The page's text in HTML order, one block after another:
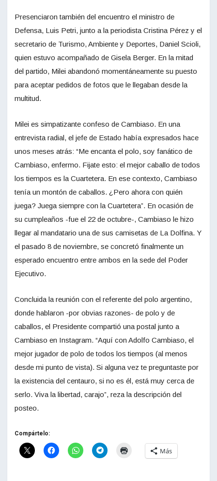
Presenciaron también del encuentro el ministro de
Defensa, Luis Petri, junto a la periodista Cristina Pérez y el
secretario de Turismo, Ambiente y Deportes, Daniel Scioli,
quien estuvo acompañado de Gisela Berger. En la mitad
del partido, Milei abandonó momentáneamente su puesto
para aceptar pedidos de fotos que le llegaban desde la
multitud.
Milei es simpatizante confeso de Cambiaso. En una
entrevista radial, el jefe de Estado había expresados hace
unos meses atrás: “Me encanta el polo, soy fanático de
Cambiaso, enfermo. Fijate esto: el mejor caballo de todos
los tiempos es la Cuartetera. En ese contexto, Cambiaso
tenía un montón de caballos. ¿Pero ahora con quién
juega? Juega siempre con la Cuartetera”. En ocasión de
su cumpleaños -fue el 22 de octubre-, Cambiaso le hizo
llegar al mandatario una de sus camisetas de La Dolfina. Y
el pasado 8 de noviembre, se concretó finalmente un
esperado encuentro entre ambos en la sede del Poder
Ejecutivo.
Concluida la reunión con el referente del polo argentino,
donde hablaron -por obvias razones- de polo y de
caballos, el Presidente compartió una postal junto a
Cambiaso en Instagram. “Aquí con Adolfo Cambiaso, el
mejor jugador de polo de todos los tiempos (al menos
desde mi punto de vista). Si alguna vez te preguntaste por
la existencia del centauro, si no es él, está muy cerca de
serlo. Viva la libertad, carajo”, reza la descripción del
posteo.
Compártelo:
Más